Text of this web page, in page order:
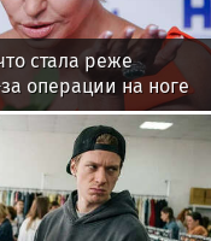
стала реже
операции на ноге